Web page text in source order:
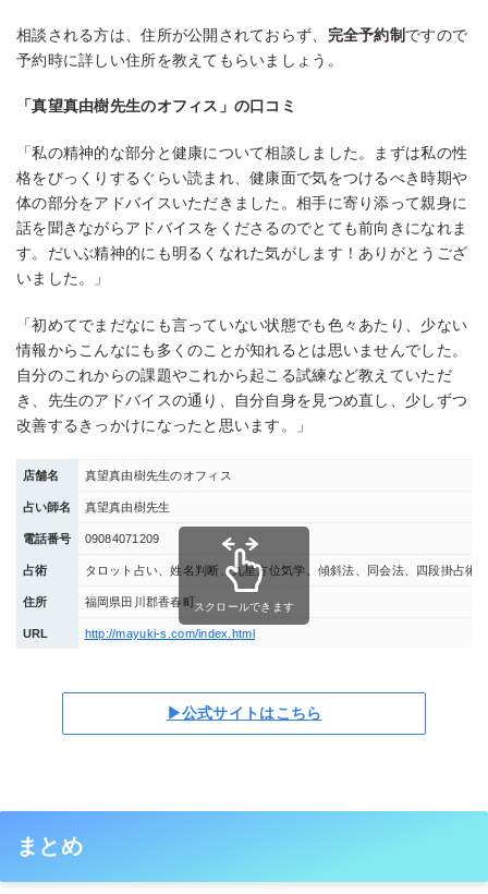
相談される方は、住所が公開されておらず、 完全予約制 ですので
予約時に詳しい住所を教えてもらいましょう。
「真望真由樹先生のオフィス」の口コミ
「私の精神的な部分と健康について相談しました。まずは私の性
格をびっくりするぐらい読まれ、健康面で気をつけるべき時期や
体の部分をアドバイスいただきました。相手に寄り添って親身に
話を聞きながらアドバイスをくださるのでとても前向きになれま
す。だいぶ精神的にも明るくなれた気がします！ありがとうござ
いました。」
「初めてでまだなにも言っていない状態でも色々あたり、少ない
情報からこんなにも多くのことが知れるとは思いませんでした。
自分のこれからの課題やこれから起こる試練など教えていただ
き、先生のアドバイスの通り、自分自身を見つめ直し、少しずつ
改善するきっかけになったと思います。」
店舗名 真望真由樹先生のオフィス
占い師名 真望真由樹先生
電話番号 09084071209
占術 タロット占い、姓名判断、九星方位気学、傾斜法、同会法、四段掛占術
住所 福岡県田川郡香春町
URL http://mayuki-s.com/index.html
スクロールできます
▶公式サイトはこちら
まとめ